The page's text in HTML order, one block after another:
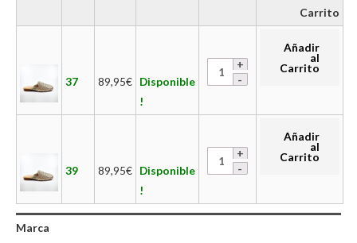
Carrito
37 89,95€ Disponible
!
Añadir
al
Carrito
39 89,95€ Disponible
!
Añadir
al
Carrito
Marca